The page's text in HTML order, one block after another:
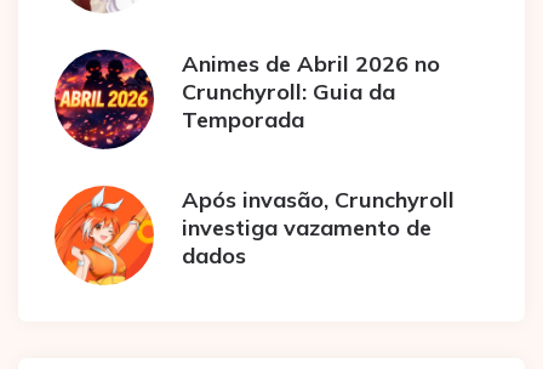
Animes de Abril 2026 no
Crunchyroll: Guia da
Temporada
Após invasão, Crunchyroll
investiga vazamento de
dados